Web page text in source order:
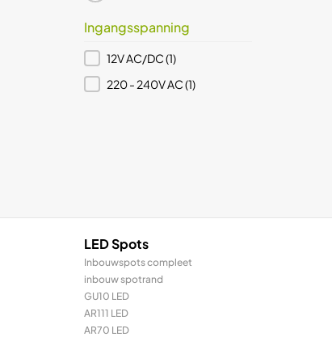
Ingangsspanning
Ingangsspanning
12V AC/DC(1)
220 - 240V AC(1)
LED Spots
Inbouwspots compleet
inbouw spotrand
GU10 LED
AR111 LED
AR70 LED